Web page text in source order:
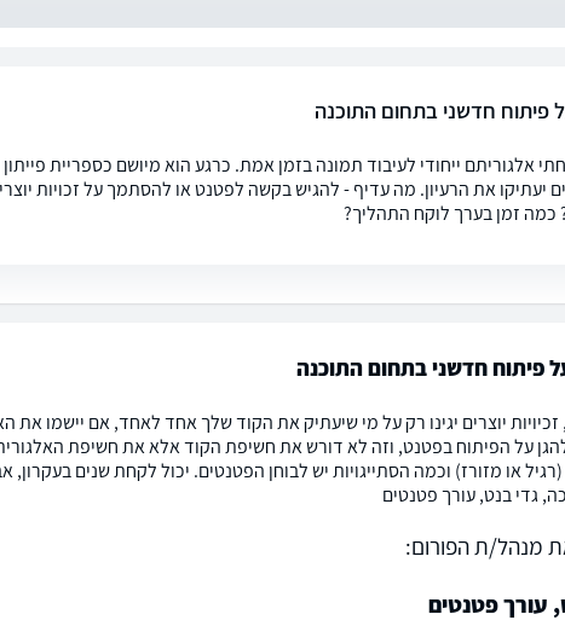
פיתוח חדשני בתחום התוכנה
אלגוריתם ייחודי לעיבוד תמונה בזמן אמת. כרגע הוא מיושם כספריית
יעתיקו את הרעיון. מה עדיף - להגיש בקשה לפטנט או להסתמך על זכויות
כמה זמן בערך לוקח התהליך?
פיתוח חדשני בתחום התוכנה
זכיויות יוצרים יגינו רק על מי שיעתיק את הקוד שלך אחד לאחד, אם יישמו את
על הפיתוח בפטנט, וזה לא דורש את חשיפת הקוד אלא את חשיפת
או מזורז) וכמה הסתייגויות יש לבוחן הפטנטים. יכול לקחת שנים
גדי בנט, עורך פטנטים
מנהל/ת הפורום:
עורך פטנטים